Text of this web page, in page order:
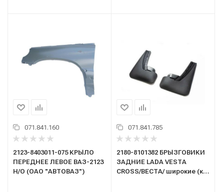
071.841.160
2123-8403011-075 КРЫЛО
ПЕРЕДНЕЕ ЛЕВОЕ ВАЗ-2123
Н/О (ОАО "АВТОВАЗ")
071.841.785
2180-8101382 БРЫЗГОВИКИ
ЗАДНИЕ LADA VESTA
CROSS/ВЕСТА/ широкие (к-